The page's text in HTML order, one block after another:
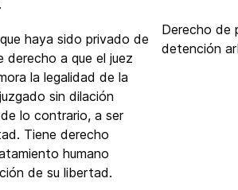
haya sido privado de
derecho a que el juez
la legalidad de la
sin dilación
lo contrario, a ser
Tiene derecho
humano
de su libertad.
Derecho de
detención